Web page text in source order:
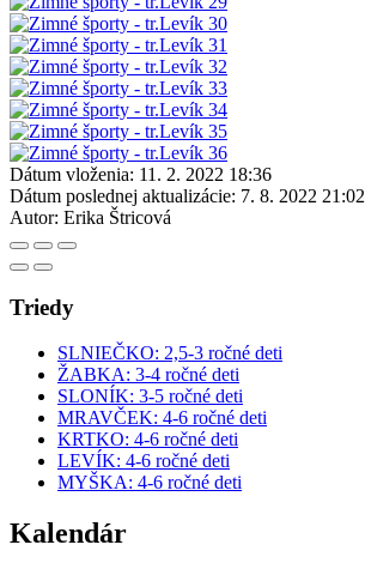
Dátum vloženia: 11. 2. 2022 18:36
Dátum poslednej aktualizácie: 7. 8. 2022 21:02
Autor: Erika Štricová
Triedy
SLNIEČKO: 2,5-3 ročné deti
ŽABKA: 3-4 ročné deti
SLONÍK: 3-5 ročné deti
MRAVČEK: 4-6 ročné deti
KRTKO: 4-6 ročné deti
LEVÍK: 4-6 ročné deti
MYŠKA: 4-6 ročné deti
Kalendár